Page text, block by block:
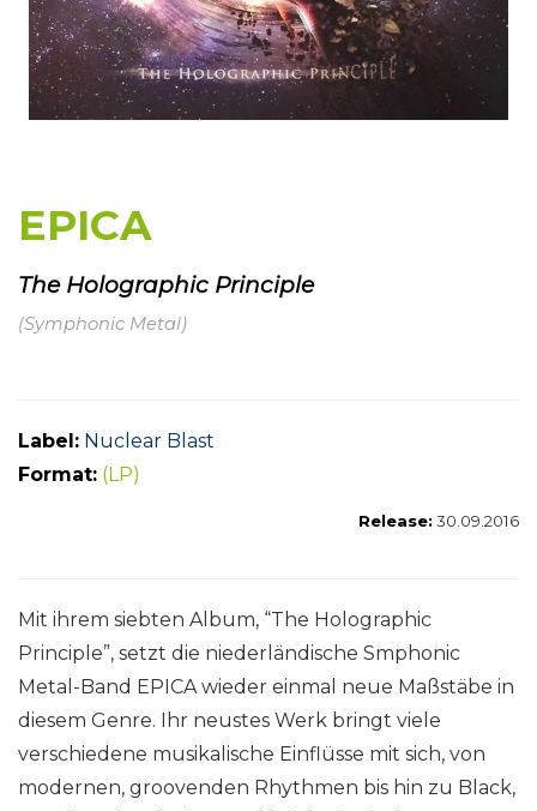
EPICA
The Holographic Principle
(Symphonic Metal)
Label: Nuclear Blast
Format: (LP)
Release: 30.09.2016
Mit ihrem siebten Album, “The Holographic
Principle”, setzt die niederländische Smphonic
Metal-Band EPICA wieder einmal neue Maßstäbe in
diesem Genre. Ihr neustes Werk bringt viele
verschiedene musikalische Einflüsse mit sich, von
modernen, groovenden Rhythmen bis hin zu Black,